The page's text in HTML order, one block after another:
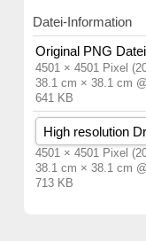
Datei-Information
Original PNG Datei
4501 × 4501 Pixel
38.1 cm × 38.1 cm
641 KB
4501 × 4501 Pixel
38.1 cm × 38.1 cm
713 KB